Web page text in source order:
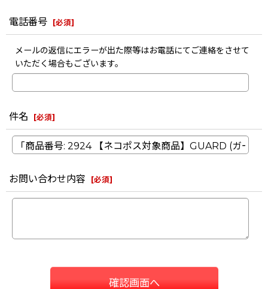
電話番号 [必須]
メールの返信にエラーが出た際等はお電話にてご連絡をさせて
いただく場合もございます。
件名 [必須]
お問い合わせ内容 [必須]
確認画面へ